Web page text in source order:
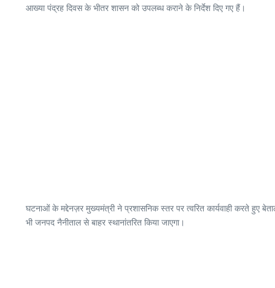
आख्या पंद्रह दिवस के भीतर शासन को उपलब्ध कराने के निर्देश दिए गए हैं।
घटनाओं के मद्देनज़र मुख्यमंत्री ने प्रशासनिक स्तर पर त्वरित कार्यवाही करते हुए
भी जनपद नैनीताल से बाहर स्थानांतरित किया जाएगा।